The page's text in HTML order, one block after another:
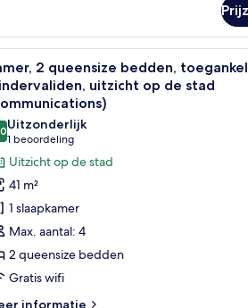
bureau, een stoel, een lamp en uitzicht op de
Een net
4
2 queensize bedden,
uitzicht op de stad
van 10
Uitzonderlijk
1 beoordeling
(1
beoordeling)
Uitzicht op de stad
41 m²
1 slaapkamer
Max. aantal: 4
2 queensize bedden
Gratis wifi
informatie